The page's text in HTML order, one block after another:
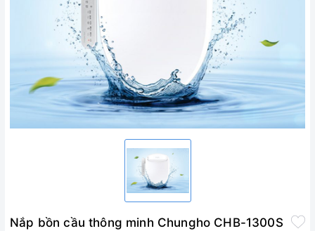
Nắp bồn cầu thông minh Chungho CHB-1300S